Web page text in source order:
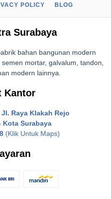
POLICY BLOG
Surabaya
bahan bangunan modern
mortar, galvalum, tandon,
modern lainnya.
Kantor
Jl. Raya Klakah Rejo
Kota Surabaya
(Klik Untuk Maps)